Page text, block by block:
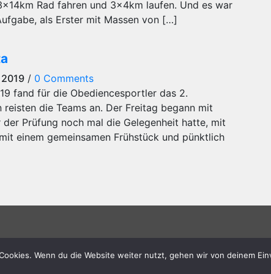
Rad fahren und 3x4km laufen. Und es war
als Erster mit Massen von […]
/ 0 Comments
fand für die Obediencesportler das 2.
die Teams an. Der Freitag begann mit
Prüfung noch mal die Gelegenheit hatte, mit
einem gemeinsamen Frühstück und pünktlich
Trainingszeiten
Wenn du die Website weiter nutzt, gehen wir von deinem